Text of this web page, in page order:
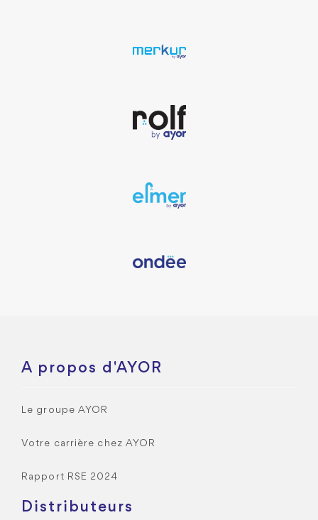
A propos d'AYOR
Le groupe AYOR
Votre carrière chez AYOR
Rapport RSE 2024
Distributeurs